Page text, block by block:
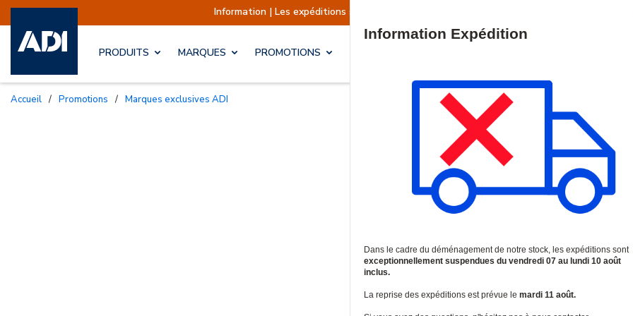
Information | Les expéditions sont actuellement suspendues Reprise prévue le mardi 11
PRODUITS MARQUES PROMOTIONS
Accueil / Promotions / Marques exclusives ADI